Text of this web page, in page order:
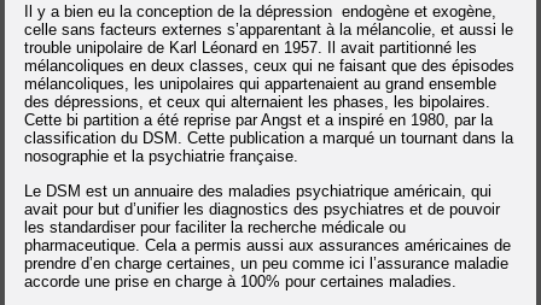
Il y a bien eu la conception de la dépression endogène et exogène,
celle sans facteurs externes s’apparentant à la mélancolie,et aussi le
trouble unipolaire de Karl Léonard en 1957. Il avait partitionné les
mélancoliques en deux classes, ceux qui ne faisant que des épisodes
mélancoliques, les unipolaires qui appartenaient au grand ensemble
des dépressions, et ceux qui alternaient les phases, les bipolaires.
Cette bi partition a été reprise par Angst et a inspiré en 1980, par la
classification du DSM. Cette publication a marqué un tournant dans la
nosographie et la psychiatrie française.
Le DSM est un annuaire des maladies psychiatrique américain, qui
avait pour but d’unifier les diagnostics des psychiatres et de pouvoir
les standardiser pour faciliter la recherche médicale ou
pharmaceutique.Cela a permis aussi aux assurances américaines de
prendre d’en charge certaines, un peu comme ici l’assurance maladie
accorde une prise en charge à 100% pour certaines maladies.